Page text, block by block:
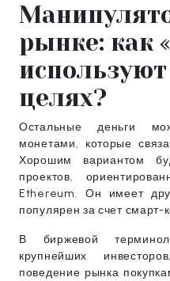
рынке: как
используют
целях?
Остальные деньги
монетами, которые
Хорошим вариантом
проектов,
Ethereum. Он имеет
популярен за счет смарт-
В биржевой
крупнейших
поведение рынка